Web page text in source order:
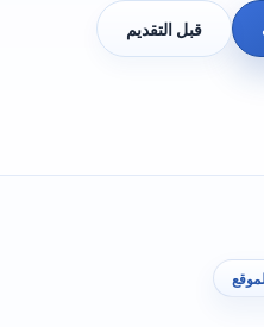
قبل التقديم